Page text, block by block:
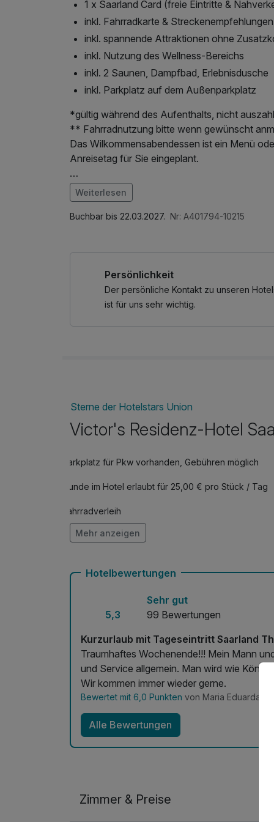
1 x Saarland Card (freie Eintritte &
inkl. Fahrradkarte & Streckenempfehlungen
inkl. spannende Attraktionen ohne
inkl. Nutzung des Wellness-Bereichs
inkl. 2 Saunen, Dampfbad, Erlebnisdusche
inkl. Parkplatz auf dem Außenparkplatz
*gültig während des Aufenthalts, nicht
** Fahrradnutzung bitte wenn gewünscht
Das Wilkommensabendessen ist ein Menü oder Buffet nach Wahl des Küchenchefs und am
Anreisetag für Sie eingeplant.
Saarbrücken ist ein echtes Kulturzentrum –
außerordentlich gastfreundlich. Die
St. Johanner Markt oder schlendern Sie über
Als Freizeitgast erhalten Sie in unserem
Leistungen die kostenlose Saarland Card,
freie Fahrt mit Bus und Bahn im gesamten
Im Angebot enthalten
1 Flasche Mineralwasser, Leihbademantel,
Weiterlesen
Buchbar bis 22.03.2027. Nr: A401794-10215
Persönlichkeit
Der persönliche Kontakt zu unseren
ist für uns sehr wichtig.
Sterne der Hotelstars Union
Victor's Residenz-Hotel
Parkplatz für Pkw vorhanden, Gebühren möglich
Hunde im Hotel erlaubt für 25,00 € pro Stück / Tag
Fahrradverleih
Kostenloses W-LAN
Mehr anzeigen
Hotelbewertungen
5,3
Sehr gut
99 Bewertungen
Kurzurlaub mit Tageseintritt Saarland
Traumhaftes Wochenende!!! Mein Mann
und Service allgemein. Man wird wie König
Wir kommen immer wieder gerne.
Bewertet mit 6,0 Punkten von Maria Eduarda
Alle Bewertungen
Zimmer & Preise